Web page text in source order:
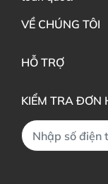
VỀ CHÚNG TÔI
HỖ TRỢ
KIỂM TRA ĐƠN